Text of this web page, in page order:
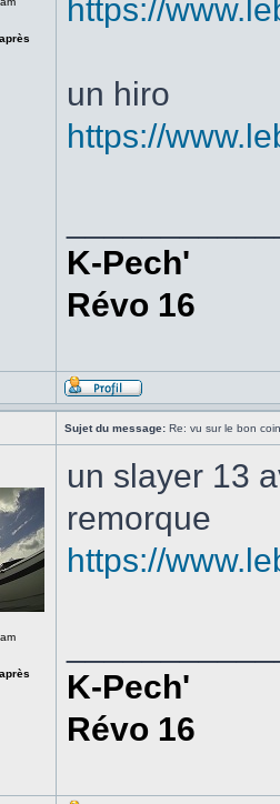
https://
un hiro
https://
K-Pech'
Révo 16
Sujet du message: Re: vu sur le bon
un slayer 13
remorque
https://
K-Pech'
Révo 16